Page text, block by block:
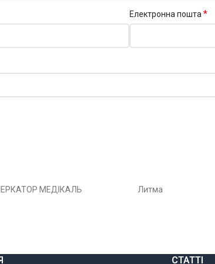
Електронна пошта *
МЕДІКАЛЬ Литма
СТАТТІ